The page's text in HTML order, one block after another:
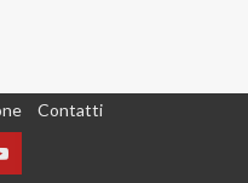
Contatti